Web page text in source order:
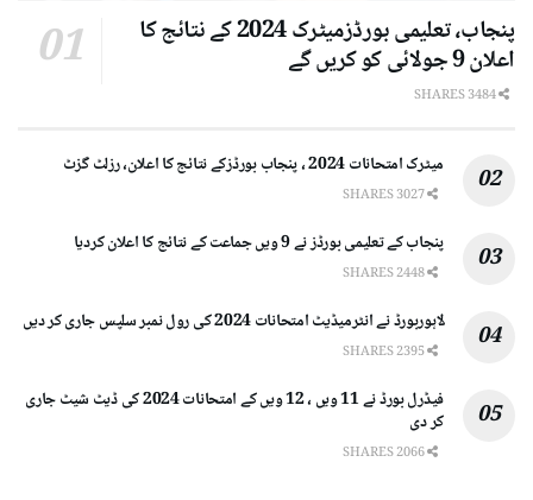
پنجاب، تعلیمی بورڈزمیٹرک 2024 کے نتائج کا
اعلان 9 جولائی کو کریں گے
میٹرک امتحانات 2024 ، پنجاب بورڈزکے نتائج کا اعلان، رزلٹ گزٹ
پنجاب کے تعلیمی بورڈز نے 9 ویں جماعت کے نتائج کا اعلان کردیا
لاہوربورڈ نے انٹرمیڈیٹ امتحانات 2024 کی رول نمبر سلپس جاری کر دیں
فیڈرل بورڈ نے 11 ویں ، 12 ویں کے امتحانات 2024 کی ڈیٹ شیٹ جاری
کر دی